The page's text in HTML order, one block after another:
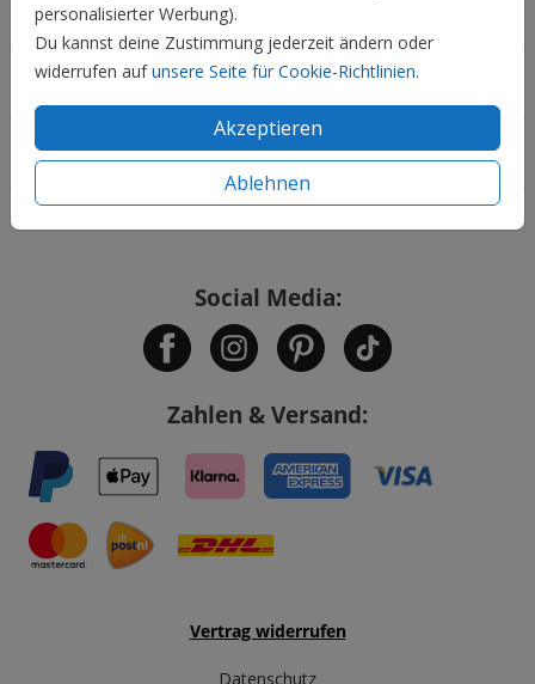
personalisierter Werbung).
Du kannst deine Zustimmung jederzeit ändern oder
widerrufen aufunsere Seite für Cookie-Richtlinien.
Akzeptieren
Ablehnen
Hochzeit
Familie & Feiertage
Informationen
Social Media:
Zahlen & Versand:
Vertrag widerrufen
Datenschutz